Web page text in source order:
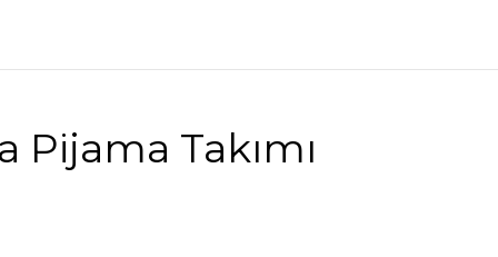
Pijama Takımı